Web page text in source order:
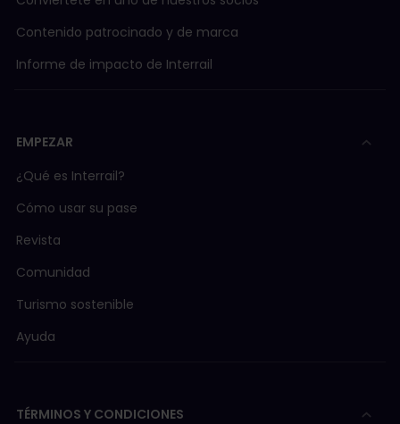
Contenido patrocinado y de marca
Informe de impacto de Interrail
EMPEZAR
¿Qué es Interrail?
Cómo usar su pase
Revista
Comunidad
Turismo sostenible
Ayuda
TÉRMINOS Y CONDICIONES